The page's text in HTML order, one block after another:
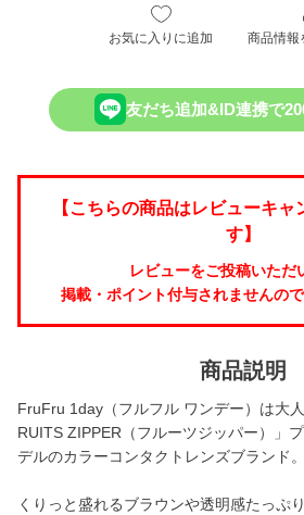
お気に入りに追加 商品情報
友だち追加&ID連携で
【こちらの商品はレビューキ
す】
レビューをご投稿いただ
掲載・ポイント付与されませんので
商品説明
FruFru 1day（フルフル ワンデー）は大
RUITS ZIPPER（フルーツジッパー）」
デルのカラーコンタクトレンズブランド。
くりっと盛れるブラウンや透明感たっぷ